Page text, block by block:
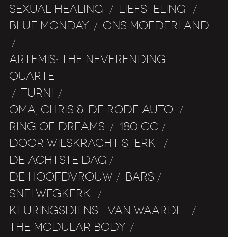
SEXUAL HEALING / LIEFSTELING /
BLUE MONDAY / ONS MOEDERLAND
/
ARTEMIS: THE NEVERENDING
QUARTET
/ TURN! /
OMA, CHRIS & DE RODE AUTO /
RING OF DREAMS / 180 CC /
DOOR WILSKRACHT STERK /
DE ACHTSTE DAG /
DE HOOFDVROUW / BARS /
SNELWEGKERK /
KEURINGSDIENST VAN WAARDE /
THE MODULAR BODY /